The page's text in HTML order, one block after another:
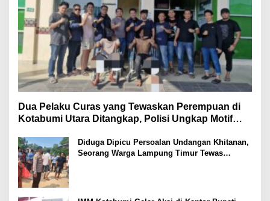
Dua Pelaku Curas yang Tewaskan Perempuan di
Kotabumi Utara Ditangkap, Polisi Ungkap Motif
Diduga Dipicu Persoalan Undangan Khitanan,
Seorang Warga Lampung Timur Tewas